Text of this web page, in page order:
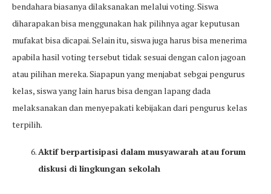
bendahara biasanya dilaksanakan melalui voting. Siswa
diharapakan bisa menggunakan hak pilihnya agar keputusan
mufakat bisa dicapai. Selain itu, siswa juga harus bisa menerima
apabila hasil voting tersebut tidak sesuai dengan calon jagoan
atau pilihan mereka. Siapapun yang menjabat sebgai pengurus
kelas, siswa yang lain harus bisa dengan lapang dada
melaksanakan dan menyepakati kebijakan dari pengurus kelas
terpilih.
Aktif berpartisipasi dalam musyawarah atau forum
diskusi di lingkungan sekolah